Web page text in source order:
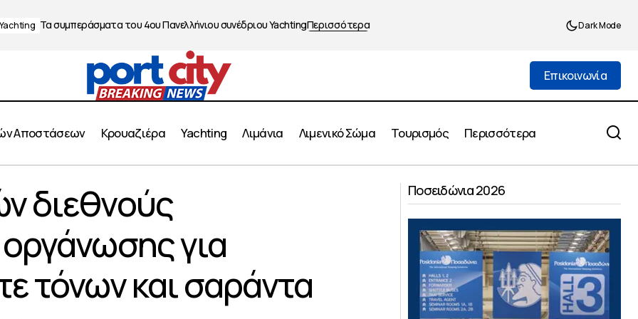
Yachting Τα συμπεράσματα του 4ου Πανελλήνιου συνέδριου YachtingΠερισσότερα Dark Mode
Επικοινωνία
Αποστάσεων Κρουαζιέρα Yachting Λιμάνια Λιμενικό Σώμα Τουρισμός Περισσότερα
και σαράντα κιλών κοκαΐνης
«Γίνε ο γονιός που θέλεις να είσαι»
διεθνούς
για
τόνων και σαράντα
Ποσειδώνια 2026